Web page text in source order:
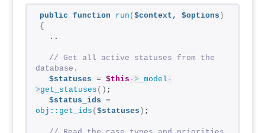
public function run ( $context, $options )
{
  ..
// Get all active statuses from the
database.
$statuses = $this -> _model -
>get_statuses () ;
$status_ids
obj::get_ids ( $statuses ) ;